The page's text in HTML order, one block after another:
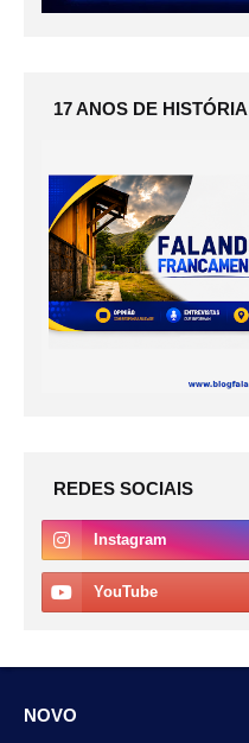
17 ANOS DE HISTÓRIA
REDES SOCIAIS
NOVO